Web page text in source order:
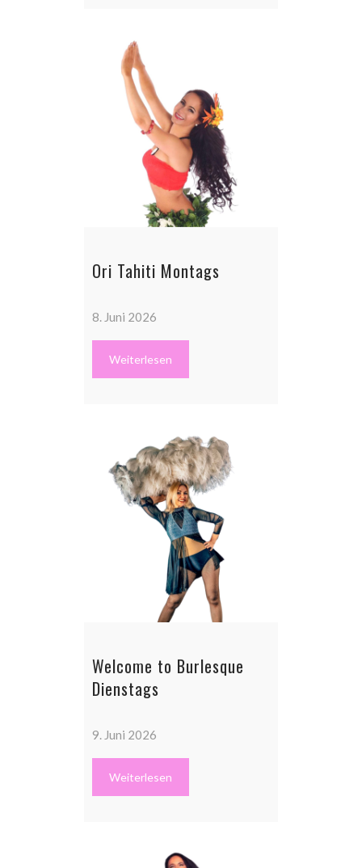
Ori Tahiti Montags
8. Juni 2026
Weiterlesen
Welcome to Burlesque
Dienstags
9. Juni 2026
Weiterlesen